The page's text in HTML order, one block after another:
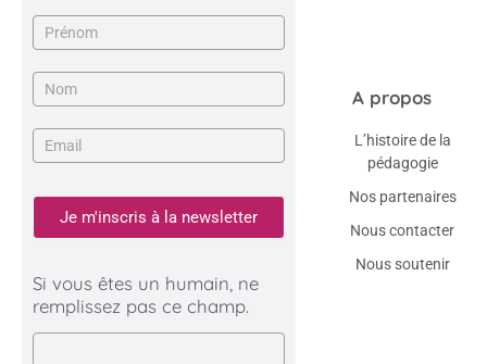
Je m'inscris à la newsletter
Si vous êtes un humain, ne
remplissez pas ce champ.
A propos
L’histoire de la
pédagogie
Nos partenaires
Nous contacter
Nous soutenir